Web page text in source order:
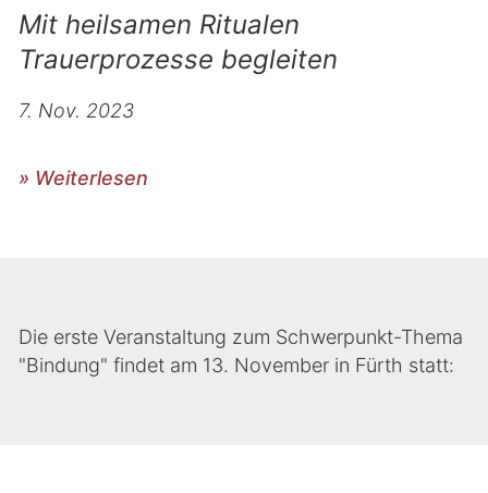
Mit heilsamen Ritualen
Trauerprozesse begleiten
7. Nov. 2023
» Weiterlesen
Die erste Veranstaltung zum Schwerpunkt-Thema
"Bindung" findet am 13. November in Fürth statt: